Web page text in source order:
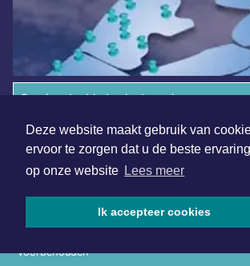
Deze website maakt gebruik van
ervoor te zorgen dat u de beste
op onze website Lees meer
Ik accepteer cookies
Overige dagbladen in de regio
voorbehouden
Algemene voorwaarden
Disclaimer